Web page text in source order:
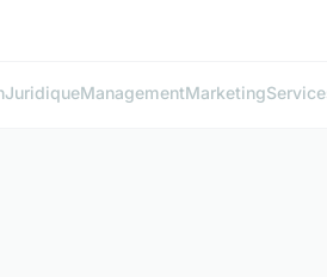
JuridiqueManagementMarketing